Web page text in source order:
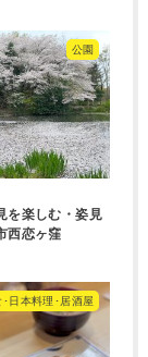
公園
を楽しむ・姿見
西恋ヶ窪
･日本料理･居酒屋